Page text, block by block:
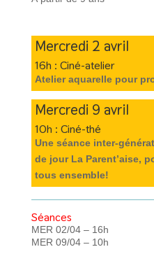
Mercredi 2 avril
16h : Ciné-atelier
Atelier aquarelle pour
Mercredi 9 avril
10h : Ciné-thé
Une séance inter-
de jour La Parent’aise,
tous ensemble!
Séances
MER 02/04 – 16h
MER 09/04 – 10h